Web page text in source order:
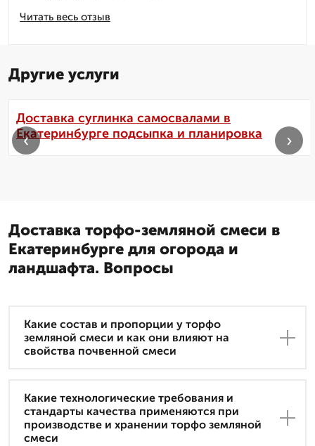
Читать весь отзыв
Другие услуги
Доставка суглинка самосвалами в
Екатеринбурге подсыпка и планировка
‹ ›
Доставка торфо-земляной смеси в
Екатеринбурге для огорода и
ландшафта. Вопросы
Какие состав и пропорции у торфо
земляной смеси и как они влияют на
свойства почвенной смеси
Какие технологические требования и
стандарты качества применяются при
производстве и хранении торфо земляной
смеси